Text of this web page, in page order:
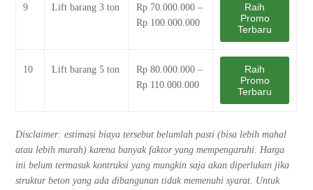
9 Lift barang 3 ton
Rp 70.000.000 –
Rp 100.000.000
Raih
Promo
Terbaru
10 Lift barang 5 ton
Rp 80.000.000 –
Rp 110.000.000
Raih
Promo
Terbaru
Disclaimer: estimasi biaya tersebut belumlah pasti (bisa lebih mahal
atau lebih murah) karena banyak faktor yang mempengaruhi. Harga
ini belum termasuk kontruksi yang mungkin saja akan diperlukan jika
struktur beton yang ada dibangunan tidak memenuhi syarat. Untuk